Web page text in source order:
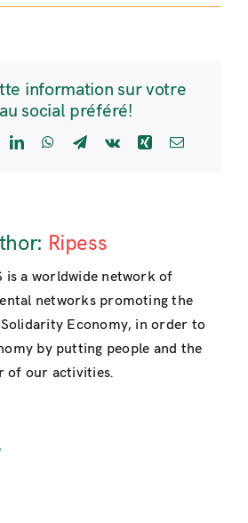
information sur votre
social préféré!
LinkedInWhatsApp
Telegram
Vk Xing Email
Ripess
is a worldwide network of
networks promoting the
Economy, in order to
by putting people and the
of our activities.